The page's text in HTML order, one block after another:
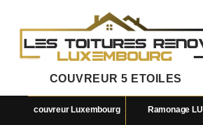
COUVREUR 5 ETOILES
couvreur Luxembourg Ramonage LU